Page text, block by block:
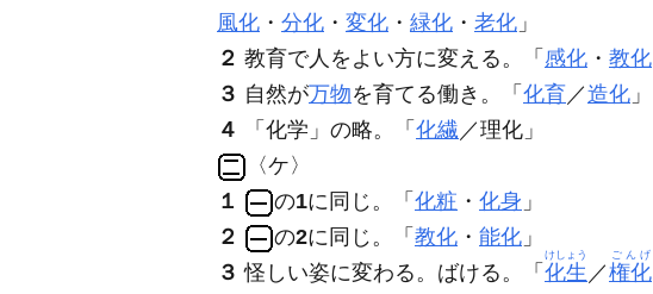
風化 ・ 分化 ・ 変化 ・ 緑化 ・ 老化 」
２ 教育で人をよい方に変える。「 感化 ・ 教化
３ 自然が万物を育てる働き。「 化育 ／造化 」
４
「化学」の略。「 化繊 ／理化」
〈ケ〉
１
の1に同じ。「 化粧 ・ 化身 」
２
の2に同じ。「 教化 ・ 能化 」
３ 怪しい姿に変わる。ばける。「 化生
けしょう
／権化
ごんげ